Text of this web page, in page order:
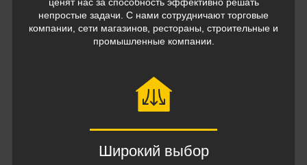
непростые задачи. С нами сотрудничают торговые
компании, сети магазинов, рестораны, строительные и
промышленные компании.
Широкий выбор